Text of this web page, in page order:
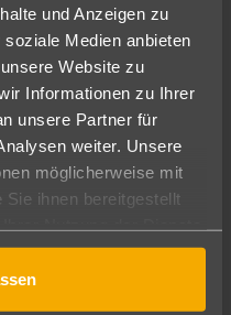
und Anzeigen zu
Medien anbieten
Website zu
Informationen zu Ihrer
unsere Partner für
weiter. Unsere
möglicherweise mit
ihnen bereitgestellt
Verliebte
gestresst und
ihrem Partner oder
perfekte Geschenk zum
ist. Auf diese Art und